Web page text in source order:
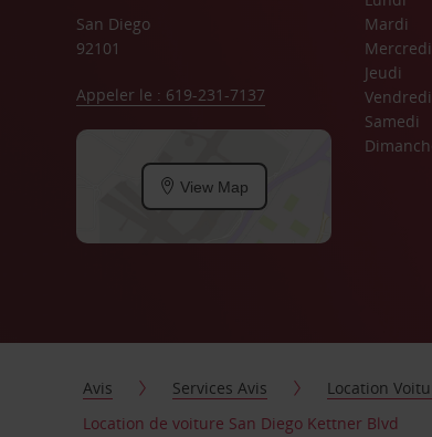
San Diego
92101
Appeler le : 619-231-7137
View Map
Mardi
Mercredi
Jeudi
Vendredi
Samedi
Avis Services Avis Location
Location de voiture San Diego Kettner Blvd